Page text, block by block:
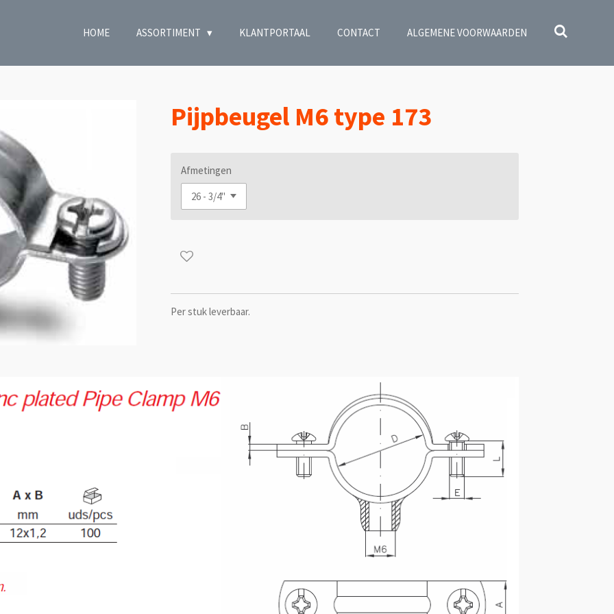
HOME ASSORTIMENT KLANTPORTAAL CONTACT ALGEMENE VOORWAARDEN
Pijpbeugel M6 type 173
Afmetingen
Per stuk leverbaar.